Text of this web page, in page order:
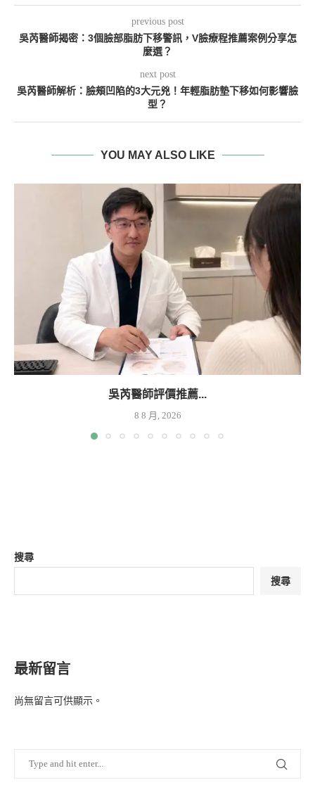
previous post
吳芮醫師揭密：3個臉部脂肪下移警訊，V臉療程推薦案例分享怎
麼選？
next post
吳芮醫師解析：臉頰凹陷的3大元兇！年輕脂肪墊下移如何影響臉
型？
YOU MAY ALSO LIKE
吳芮醫師評價推薦...
8 8 月, 2026
搜尋
搜尋
最新留言
尚無留言可供顯示。